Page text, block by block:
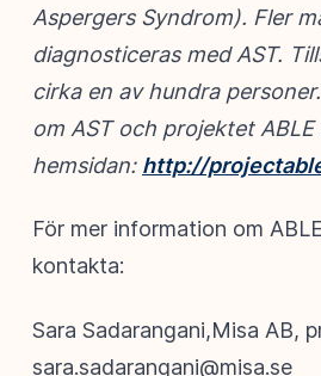
Aspergers Syndrom). Fler
diagnosticeras med AST.
cirka en av hundra
om AST och projektet
hemsidan: http://
För mer information om
kontakta:
Sara Sadarangani,Misa AB,
sara.sadarangani@misa.se